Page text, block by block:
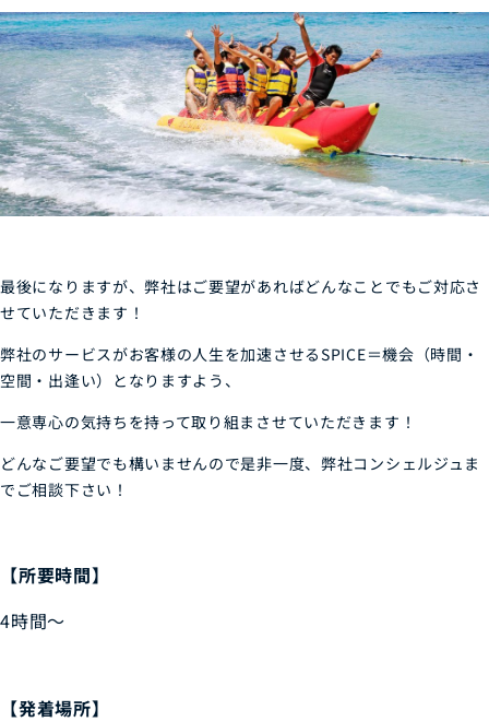
最後になりますが、弊社はご要望があればどんなことでもご対応さ
せていただきます！
弊社のサービスがお客様の人生を加速させるSPICE＝機会（時間・
空間・出逢い）となりますよう、
一意専心の気持ちを持って取り組まさせていただきます！
どんなご要望でも構いませんので是非一度、弊社コンシェルジュま
でご相談下さい！
【所要時間】
4時間～
【発着場所】